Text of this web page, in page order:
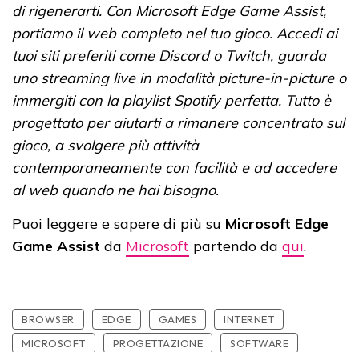
di rigenerarti. Con Microsoft Edge Game Assist,
portiamo il web completo nel tuo gioco. Accedi ai
tuoi siti preferiti come Discord o Twitch, guarda
uno streaming live in modalità picture-in-picture o
immergiti con la playlist Spotify perfetta. Tutto è
progettato per aiutarti a rimanere concentrato sul
gioco, a svolgere più attività
contemporaneamente con facilità e ad accedere
al web quando ne hai bisogno.
Puoi leggere e sapere di più su Microsoft Edge
Game Assist da Microsoft partendo da qui.
BROWSER EDGE GAMES
INTERNET
MICROSOFT
PROGETTAZIONE SOFTWARE